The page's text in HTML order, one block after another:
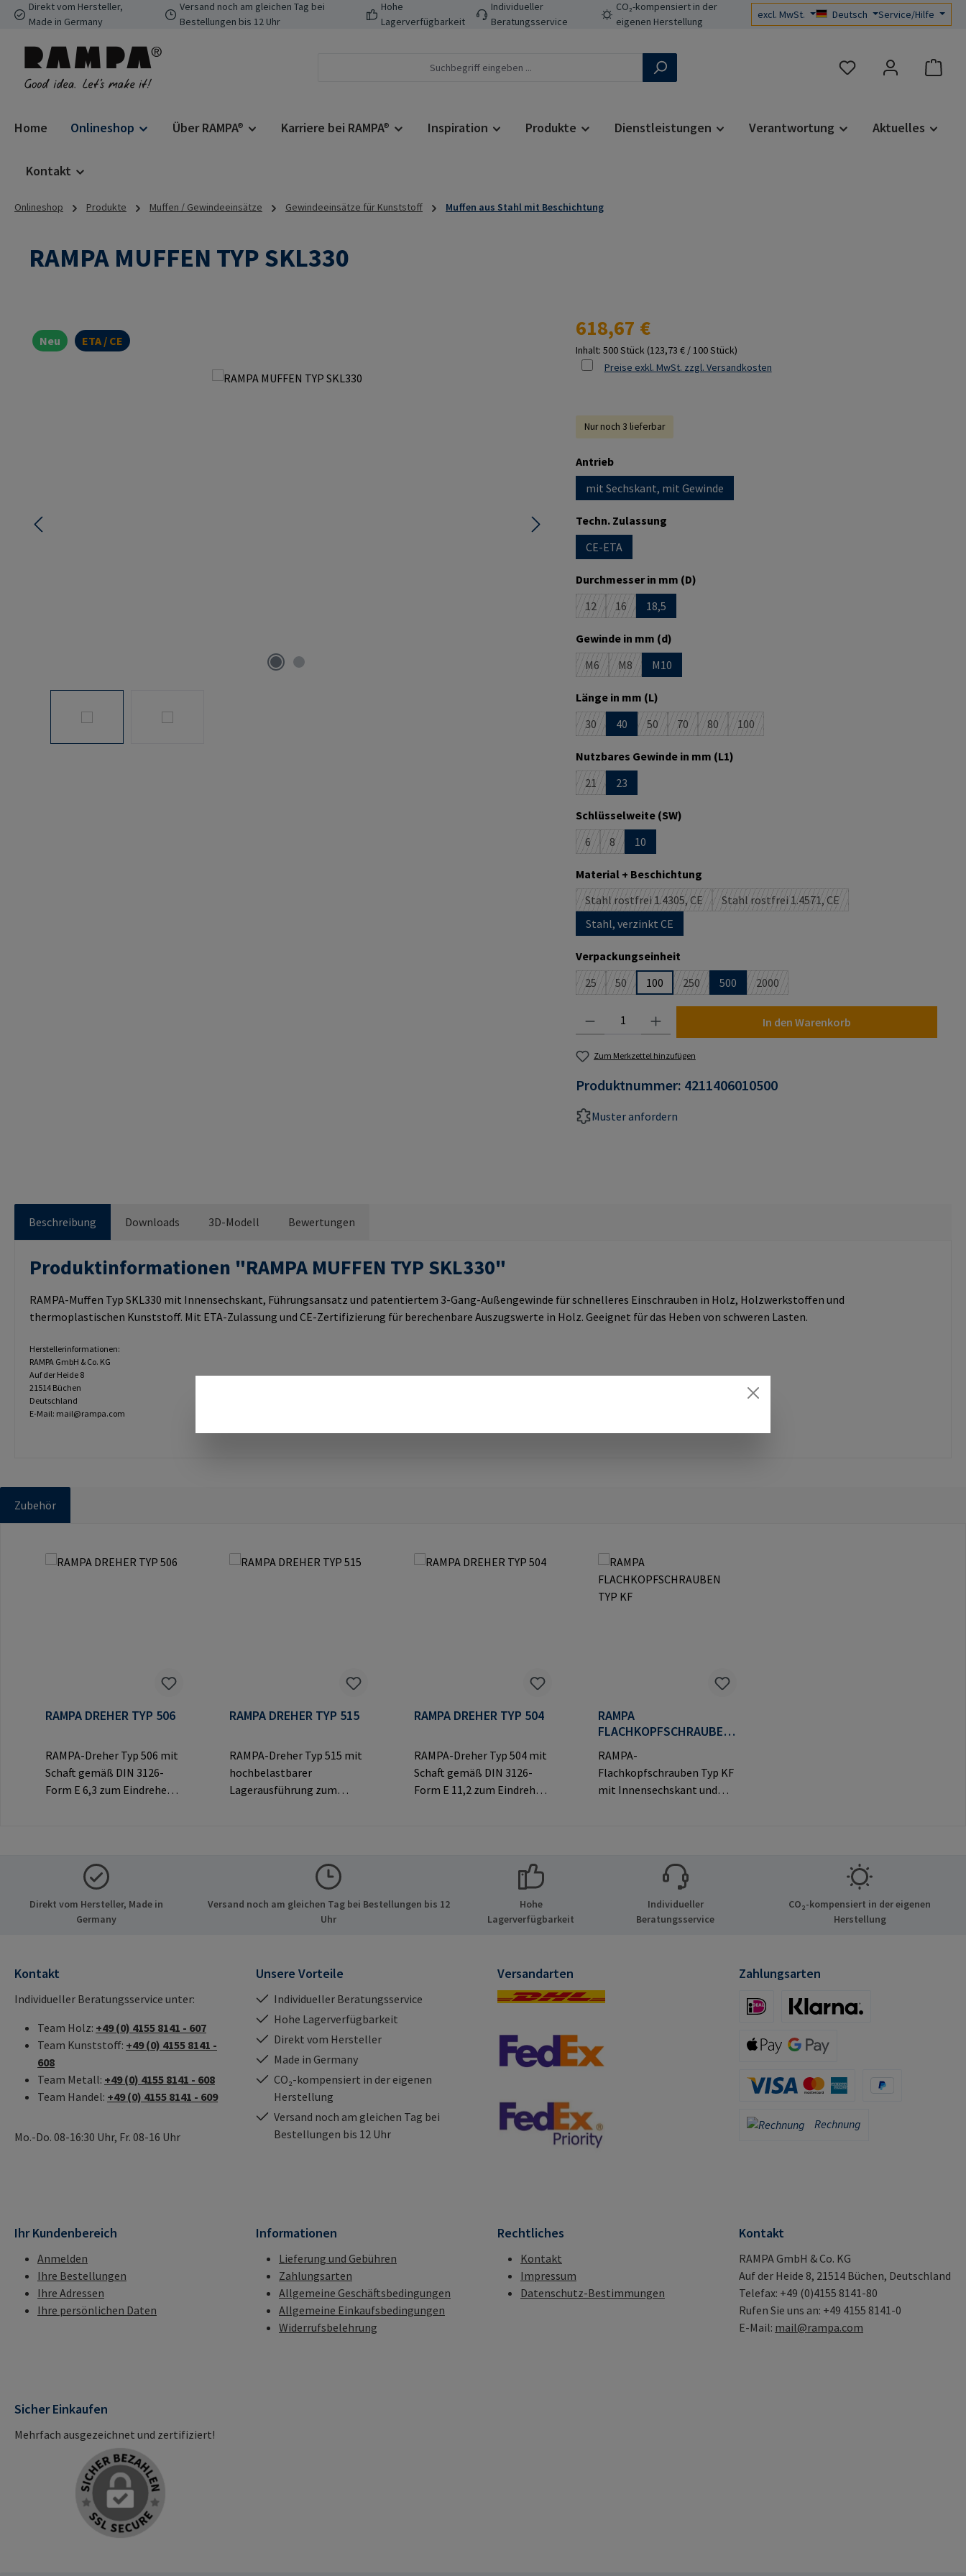
Hauptinhalt springen
Zur Suche springen
Zur Hauptnavigation springen
Direkt vom Hersteller,
Made in Germany
Versand noch am gleichen Tag bei
Bestellungen bis 12 Uhr
Hohe
Lagerverfügbarkeit
Individueller
Beratungsservice
CO₂-kompensiert in der
eigenen Herstellung
excl. MwSt. Deutsch Service/Hilfe
Du hast 0 Produkte auf
Home Onlineshop Über RAMPA® Karriere bei RAMPA® Inspiration Produkte Dienstleistungen Verantwortung Aktuelles
Kontakt
Onlineshop Produkte Muffen / Gewindeeinsätze Gewindeeinsätze für Kunststoff Muffen aus Stahl mit Beschichtung
RAMPA MUFFEN TYP SKL330
Neu ETA / CE
Regulärer Preis:
618,67 €
Inhalt: 500 Stück (123,73 € / 100 Stück)
Preise exkl. MwSt. zzgl. Versandkosten
Nur noch 3 lieferbar
Antriebauswählen
mit Sechskant, mit Gewinde
Techn. Zulassungauswählen
CE-ETA
Durchmesser in mm (D)auswählen
12
(Diese Option ist zurzeit nicht verfügbar.)
16
(Diese Option ist zurzeit nicht verfügbar.)
18,5
Gewinde in mm (d)auswählen
M6
(Diese Option ist zurzeit nicht verfügbar.)
M8
(Diese Option ist zurzeit nicht verfügbar.)
M10
Länge in mm (L)auswählen
30
(Diese Option ist zurzeit nicht verfügbar.)
40 50
(Diese Option ist zurzeit nicht verfügbar.)
70
(Diese Option ist zurzeit nicht verfügbar.)
80
(Diese Option ist zurzeit nicht verfügbar.)
100
(Diese Option ist zurzeit nicht verfügbar.)
Nutzbares Gewinde in mm (L1)auswählen
21
(Diese Option ist zurzeit nicht verfügbar.)
23
Schlüsselweite (SW)auswählen
6
(Diese Option ist zurzeit nicht verfügbar.)
8
(Diese Option ist zurzeit nicht verfügbar.)
10
Material + Beschichtungauswählen
Stahl rostfrei 1.4305, CE
(Diese Option ist zurzeit nicht verfügbar.)
Stahl rostfrei 1.4571, CE
(Diese Option ist zurzeit nicht verfügbar.)
Stahl, verzinkt CE
Verpackungseinheitauswählen
25
(Diese Option ist zurzeit nicht verfügbar.)
50
(Diese Option ist zurzeit nicht verfügbar.)
100 250
(Diese Option ist zurzeit nicht verfügbar.)
500 2000
(Diese Option ist zurzeit nicht verfügbar.)
In den Warenkorb
Zum Merkzettel hinzufügen
Produktnummer: 4211406010500
Muster anfordern
Beschreibung Downloads 3D-Modell Bewertungen
Produktinformationen "RAMPA MUFFEN TYP SKL330"
RAMPA-Muffen Typ SKL330 mit Innensechskant, Führungsansatz und patentiertem 3-Gang-Außengewinde für schnelleres Einschrauben in Holz, Holzwerkstoffen und
thermoplastischen Kunststoff. Mit ETA-Zulassung und CE-Zertifizierung für berechenbare Auszugswerte in Holz. Geeignet für das Heben von schweren Lasten.
Herstellerinformationen:
RAMPA GmbH & Co. KG
Auf der Heide 8
21514 Büchen
Deutschland
E-Mail: mail@rampa.com
Zubehör
RAMPA DREHER TYP 506
RAMPA-Dreher Typ 506 mit
Schaft gemäß DIN 3126-
Form E 6,3 zum Eindrehen
verwenden.Herstellerinfor
mationen: RAMPA GmbH &
Co. KG Auf der Heide 8 21514
Büchen Deutschland E-Mail:
RAMPA DREHER TYP 515
RAMPA-Dreher Typ 515 mit
hochbelastbarer
Lagerausführung zum
RAMPA-Muffen zu
verwenden.Herstellerinfor
mationen: RAMPA GmbH &
RAMPA DREHER TYP 504
RAMPA-Dreher Typ 504 mit
Schaft gemäß DIN 3126-
Form E 11,2 zum Eindrehen
verwenden.Herstellerinfor
mationen: RAMPA GmbH &
Co. KG Auf der Heide 8 21514
Büchen Deutschland E-Mail:
RAMPA
FLACHKOPFSCHRAUBEN
RAMPA-
Flachkopfschrauben Typ KF
mit Innensechskant und
& Co. KG Auf der Heide 8
21514 Büchen Deutschland
E-Mail: mail@rampa.com
Direkt vom Hersteller, Made in
Germany
Versand noch am gleichen Tag bei Bestellungen bis 12
Uhr
Hohe
Lagerverfügbarkeit
Individueller
Beratungsservice
CO₂-kompensiert in der eigenen
Herstellung
Kontakt
Individueller Beratungsservice unter:
Team Holz: +49 (0) 4155 8141 - 607
Team Kunststoff: +49 (0) 4155 8141 -
608
Team Metall: +49 (0) 4155 8141 - 608
Team Handel: +49 (0) 4155 8141 - 609
Mo.-Do. 08-16:30 Uhr, Fr. 08-16 Uhr
Unsere Vorteile
Individueller Beratungsservice
Hohe Lagerverfügbarkeit
Direkt vom Hersteller
Made in Germany
CO₂-kompensiert in der eigenen
Herstellung
Versand noch am gleichen Tag bei
Bestellungen bis 12 Uhr
Versandarten Zahlungsarten
Rechnung
Rechnung
Ihr Kundenbereich
Anmelden
Ihre Bestellungen
Ihre Adressen
Ihre persönlichen Daten
Informationen
Lieferung und Gebühren
Zahlungsarten
Allgemeine Geschäftsbedingungen
Allgemeine Einkaufsbedingungen
Widerrufsbelehrung
Rechtliches
Kontakt
Impressum
Datenschutz-Bestimmungen
Kontakt
RAMPA GmbH & Co. KG
Auf der Heide 8, 21514 Büchen, Deutschland
Telefax: +49 (0)4155 8141-80
Rufen Sie uns an: +49 4155 8141-0
E-Mail: mail@rampa.com
Sicher Einkaufen
Mehrfach ausgezeichnet und zertifiziert!